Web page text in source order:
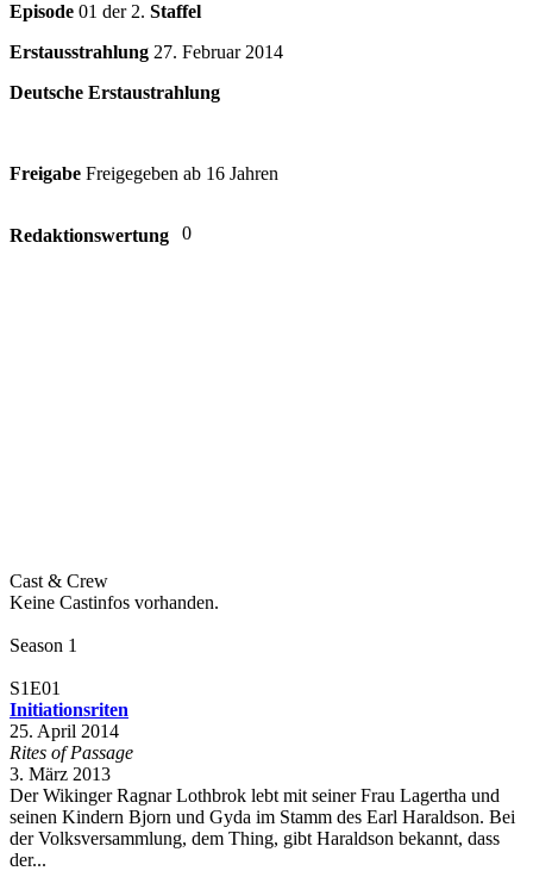
Episode 01 der 2. Staffel
Erstausstrahlung 27. Februar 2014
Deutsche Erstaustrahlung
Freigabe Freigegeben ab 16 Jahren
Redaktionswertung 0
Cast & Crew
Keine Castinfos vorhanden.
Season 1
S1E01
Initiationsriten
25. April 2014
Rites of Passage
3. März 2013
Der Wikinger Ragnar Lothbrok lebt mit seiner Frau Lagertha und
seinen Kindern Bjorn und Gyda im Stamm des Earl Haraldson. Bei
der Volksversammlung, dem Thing, gibt Haraldson bekannt, dass
der...